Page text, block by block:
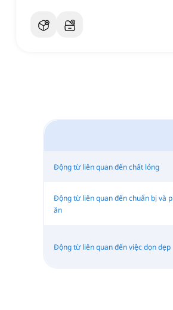
Động từ liên quan đến chất lỏng
Động từ liên quan đến chuẩn bị và
ăn
Động từ liên quan đến việc dọn dẹp